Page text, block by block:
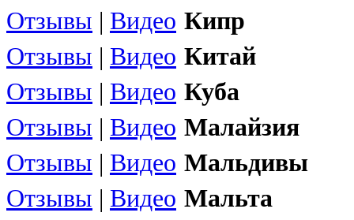
Отзывы | Видео Кипр
Отзывы | Видео Китай
Отзывы | Видео Куба
Отзывы | Видео Малайзия
Отзывы | Видео Мальдивы
Отзывы | Видео Мальта